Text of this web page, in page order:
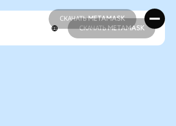
СКАЧАТЬ METAMASK
СКАЧАТЬ METAMASK
СКАЧАТЬ METAMASK